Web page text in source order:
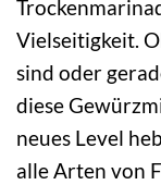
Vielseitigkeit.
sind oder
diese
neues Level
alle Arten von